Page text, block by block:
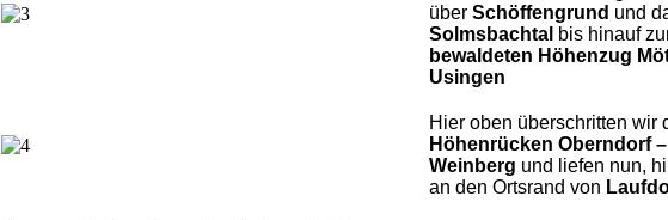
überSchöffengrund und
Solmsbachtal bis hinauf
bewaldeten Höhenzug
Usingen
Hier oben überschritten wir
Höhenrücken Oberndorf
Weinberg und liefen nun,
an den Ortsrand von